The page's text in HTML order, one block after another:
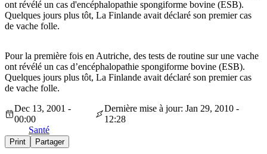
ont révélé un cas d'encéphalopathie spongiforme bovine (ESB).
Quelques jours plus tôt, La Finlande avait déclaré son premier cas
de vache folle.
Pour la première fois en Autriche, des tests de routine sur une vache
ont révélé un cas d’encéphalopathie spongiforme bovine (ESB).
Quelques jours plus tôt, La Finlande avait déclaré son premier cas
de vache folle.
Dec 13, 2001 -
00:00
Dernière mise à jour: Jan 29, 2010 -
12:28
Santé
Print Partager